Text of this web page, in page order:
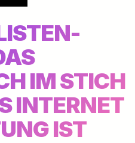
IM STICH
INTERNET
IST